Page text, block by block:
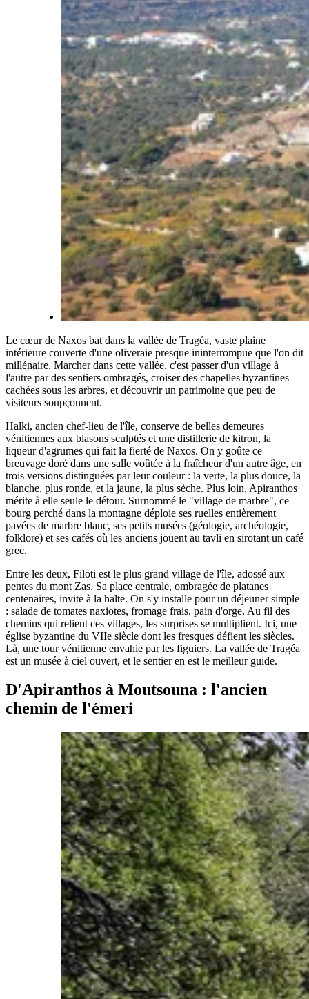
Le cœur de Naxos bat dans la vallée de Tragéa, vaste plaine
intérieure couverte d'une oliveraie presque ininterrompue que l'on dit
millénaire. Marcher dans cette vallée, c'est passer d'un village à
l'autre par des sentiers ombragés, croiser des chapelles byzantines
cachées sous les arbres, et découvrir un patrimoine que peu de
visiteurs soupçonnent.
Halki, ancien chef-lieu de l'île, conserve de belles demeures
vénitiennes aux blasons sculptés et une distillerie de kitron, la
liqueur d'agrumes qui fait la fierté de Naxos. On y goûte ce
breuvage doré dans une salle voûtée à la fraîcheur d'un autre âge, en
trois versions distinguées par leur couleur : la verte, la plus douce, la
blanche, plus ronde, et la jaune, la plus sèche. Plus loin, Apiranthos
mérite à elle seule le détour. Surnommé le "village de marbre", ce
bourg perché dans la montagne déploie ses ruelles entièrement
pavées de marbre blanc, ses petits musées (géologie, archéologie,
folklore) et ses cafés où les anciens jouent au tavli en sirotant un café
grec.
Entre les deux, Filoti est le plus grand village de l'île, adossé aux
pentes du mont Zas. Sa place centrale, ombragée de platanes
centenaires, invite à la halte. On s'y installe pour un déjeuner simple
: salade de tomates naxiotes, fromage frais, pain d'orge. Au fil des
chemins qui relient ces villages, les surprises se multiplient. Ici, une
église byzantine du VIIe siècle dont les fresques défient les siècles.
Là, une tour vénitienne envahie par les figuiers. La vallée de Tragéa
est un musée à ciel ouvert, et le sentier en est le meilleur guide.
D'Apiranthos à Moutsouna : l'ancien
chemin de l'émeri